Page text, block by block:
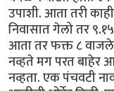
उपाशी. आता तरी
निवासात गेलो तर
आता तर फक्त ८
नव्हते मग परत बाहेर
नव्हता. एक पंचवटी